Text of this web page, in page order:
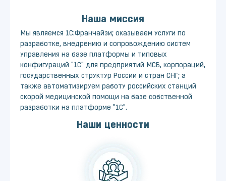
Наша миссия
Мы являемся 1С:Франчайзи; оказываем услуги по
разработке, внедрению и сопровождению систем
управления на базе платформы и типовых
конфигураций "1С" для предприятий МСБ, корпораций,
государственных структур России и стран СНГ; а
также автоматизируем работу российских станций
скорой медицинской помощи на базе собственной
разработки на платформе "1С".
Наши ценности